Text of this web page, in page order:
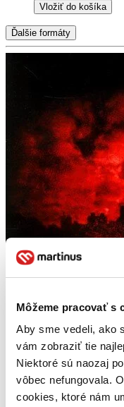
Môžeme pracovať s
Aby sme vedeli, ako
vám zobraziť tie
Niektoré sú naozaj
vôbec nefungovala.
cookies, ktoré nám
Vložiť do košíka
Ďalšie formáty